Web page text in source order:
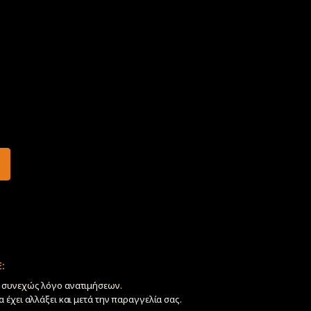
συνεχώς λόγο ανατιμήσεων.
έχει αλλάξει και μετά την παραγγελία σας.